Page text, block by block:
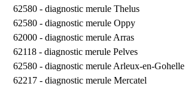
62580 - diagnostic merule Thelus
62580 - diagnostic merule Oppy
62000 - diagnostic merule Arras
62118 - diagnostic merule Pelves
62580 - diagnostic merule Arleux-en-Gohelle
62217 - diagnostic merule Mercatel